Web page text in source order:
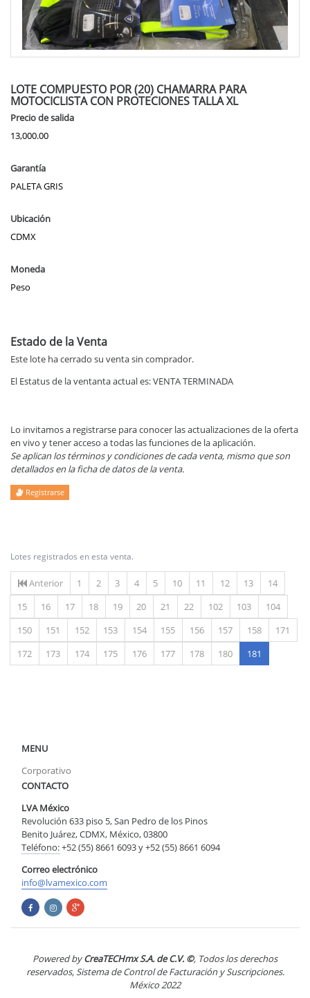
LOTE COMPUESTO POR (20) CHAMARRA PARA
MOTOCICLISTA CON PROTECIONES TALLA XL
Precio de salida
13,000.00
Garantía
PALETA GRIS
Ubicación
CDMX
Moneda
Peso
Estado de la Venta
Este lote ha cerrado su venta sin comprador.
El Estatus de la ventanta actual es: VENTA TERMINADA
Lo invitamos a registrarse para conocer las actualizaciones de la oferta
en vivo y tener acceso a todas las funciones de la aplicación.
Se aplican los términos y condiciones de cada venta, mismo que son
detallados en la ficha de datos de la venta.
Registrarse
Lotes registrados en esta venta.
Anterior 1 2 3 4 5 10 11 12 13
14
15
16 17 18 19 20 21 22 102 103
104
150
151 152 153 154 155 156 157 158
171
172
173 174 175 176 177 178 180 181
MENU
Corporativo
CONTACTO
LVA México
Revolución 633 piso 5, San Pedro de los Pinos
Benito Juárez, CDMX, México, 03800
Teléfono:+52 (55) 8661 6093 y +52 (55) 8661 6094
Correo electrónico
info@lvamexico.com
Powered byCreaTECHmx S.A. de C.V. ©, Todos los derechos
reservados, Sistema de Control de Facturación y Suscripciones.
México 2022